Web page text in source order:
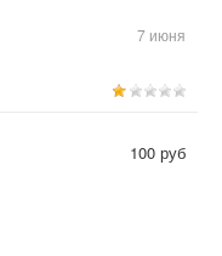
7 июня
100 руб